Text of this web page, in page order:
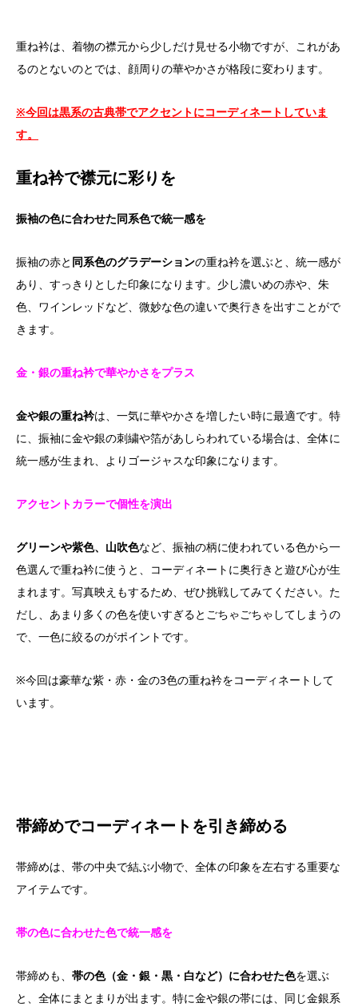
重ね衿は、着物の襟元から少しだけ見せる小物ですが、これがあ
るのとないのとでは、顔周りの華やかさが格段に変わります。
※今回は黒系の古典帯でアクセントにコーディネートしていま
す。
重ね衿で襟元に彩りを
振袖の色に合わせた同系色で統一感を
振袖の赤と 同系色のグラデーションの重ね衿を選ぶと、統一感が
あり、すっきりとした印象になります。少し濃いめの赤や、朱
色、ワインレッドなど、微妙な色の違いで奥行きを出すことがで
きます。
金・銀の重ね衿で華やかさをプラス
金や銀の重ね衿は、一気に華やかさを増したい時に最適です。特
に、振袖に金や銀の刺繍や箔があしらわれている場合は、全体に
統一感が生まれ、よりゴージャスな印象になります。
アクセントカラーで個性を演出
グリーンや紫色、山吹色など、振袖の柄に使われている色から一
色選んで重ね衿に使うと、コーディネートに奥行きと遊び心が生
まれます。写真映えもするため、ぜひ挑戦してみてください。た
だし、あまり多くの色を使いすぎるとごちゃごちゃしてしまうの
で、一色に絞るのがポイントです。
※今回は豪華な紫・赤・金の3色の重ね衿をコーディネートして
います。
帯締めでコーディネートを引き締める
帯締めは、帯の中央で結ぶ小物で、全体の印象を左右する重要な
アイテムです。
帯の色に合わせた色で統一感を
帯締めも、 帯の色（金・銀・黒・白など）に合わせた色を選ぶ
と、全体にまとまりが出ます。特に金や銀の帯には、同じ金銀系